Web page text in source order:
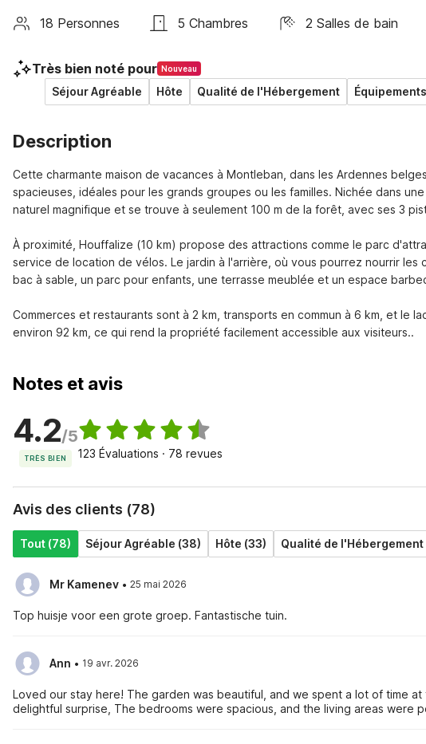
18 Personnes 5 Chambres 2 Salles de bain
Très bien noté pour Nouveau
Séjour Agréable Hôte Qualité de l'Hébergement Équipements
Description
Cette charmante maison de vacances à Montleban, dans les Ardennes
spacieuses, idéales pour les grands groupes ou les familles. Nichée dans
naturel magnifique et se trouve à seulement 100 m de la forêt, avec ses 3
À proximité, Houffalize (10 km) propose des attractions comme le parc
service de location de vélos. Le jardin à l'arrière, où vous pourrez nourrir les
bac à sable, un parc pour enfants, une terrasse meublée et un espace
Commerces et restaurants sont à 2 km, transports en commun à 6 km, et le
environ 92 km, ce qui rend la propriété facilement accessible aux visiteurs..
Notes et avis
4.2/5
TRÈS BIEN 123 Évaluations · 78 revues
Avis des clients (78)
Tout (78) Séjour Agréable (38) Hôte (33) Qualité de l'Hébergement
Mr Kamenev · 25 mai 2026
Top huisje voor een grote groep. Fantastische tuin.
Ann · 19 avr. 2026
Loved our stay here! The garden was beautiful, and we spent a lot of time
delightful surprise, The bedrooms were spacious, and the living areas were